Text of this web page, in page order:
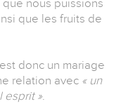
que nous puissions
que les fruits de
donc un mariage
relation avec « un
esprit ».